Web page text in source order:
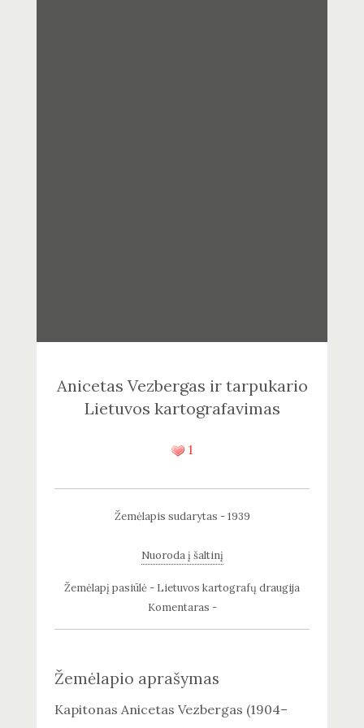
Anicetas Vezbergas ir tarpukario
Lietuvos kartografavimas
1
Žemėlapis sudarytas - 1939
Nuoroda į šaltinį
Žemėlapį pasiūlė - Lietuvos kartografų draugija
Komentaras -
Žemėlapio aprašymas
Kapitonas Anicetas Vezbergas (1904–